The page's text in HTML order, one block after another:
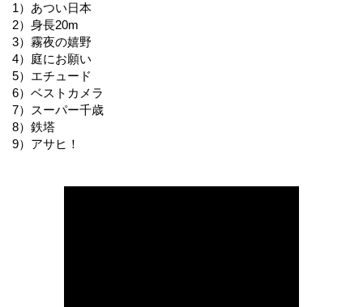
1）あつい日本
2）身長20m
3）霧夜の嬉野
4）庭にお願い
5）エチュード
6）ベストカメラ
7）スーパー千歳
8）鉄塔
9）アサヒ！